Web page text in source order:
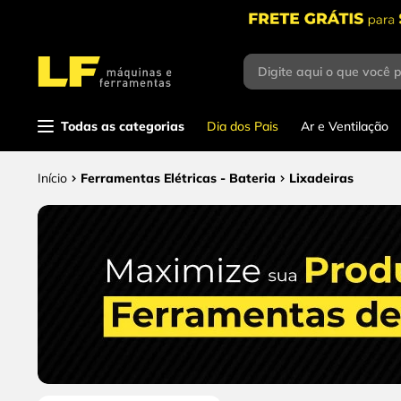
Digite aqui o que você
Todas as categorias Dia dos Pais Ar e Ventilação
Ferramentas Elétricas - Bateria Lixadeiras
Termos mais
buscados
parafusadeira
serra circular